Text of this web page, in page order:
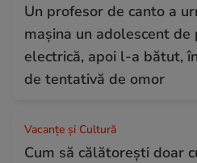
Un profesor de canto a
mașina un adolescent
electrică, apoi l-a bătut,
de tentativă de omor
Vacanțe și Cultură
Cum să călătoreşti doar